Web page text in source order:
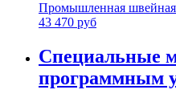
Промышленная
43 470 руб
Специальные
программным